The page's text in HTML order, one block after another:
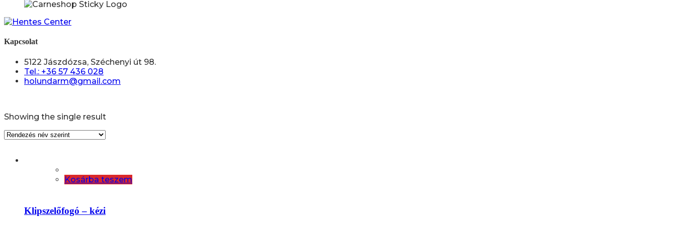
Kapcsolat
5122 Jászdózsa, Széchenyi út 98.
Tel.: +36 57 436 028
holundarm@gmail.com
Showing the single result
Kosárba teszem
Klipszelőfogó – kézi